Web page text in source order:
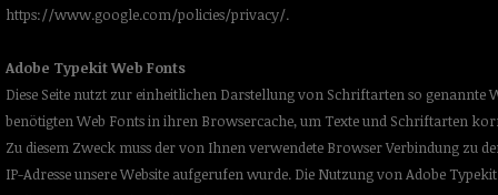
https://www.google.com/policies/privacy/.
Adobe Typekit Web Fonts
Diese Seite nutzt zur einheitlichen Darstellung von Schriftarten so
benötigten Web Fonts in ihren Browsercache, um Texte und Schriftarten
Zu diesem Zweck muss der von Ihnen verwendete Browser Verbindung zu
IP-Adresse unsere Website aufgerufen wurde. Die Nutzung von Adobe